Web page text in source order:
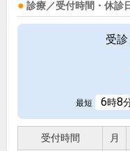
診療／受付時間・休診
受
最短 6時8
受付時間 月